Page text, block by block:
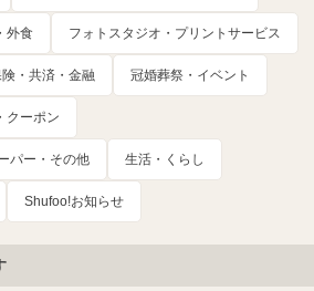
外食 フォトスタジオ・プリントサービス
・共済・金融 冠婚葬祭・イベント
クーポン
パー・その他 生活・くらし
Shufoo!お知らせ